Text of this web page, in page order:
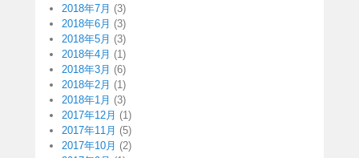
2018年7月 (3)
2018年6月 (3)
2018年5月 (3)
2018年4月 (1)
2018年3月 (6)
2018年2月 (1)
2018年1月 (3)
2017年12月 (1)
2017年11月 (5)
2017年10月 (2)